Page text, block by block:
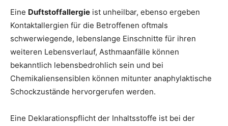
Eine Duftstoffallergie ist unheilbar, ebenso ergeben
Kontaktallergien für die Betroffenen oftmals
schwerwiegende, lebenslange Einschnitte für ihren
weiteren Lebensverlauf, Asthmaanfälle können
bekanntlich lebensbedrohlich sein und bei
Chemikaliensensiblen können mitunter anaphylaktische
Schockzustände hervorgerufen werden.
Eine Deklarationspflicht der Inhaltsstoffe ist bei der